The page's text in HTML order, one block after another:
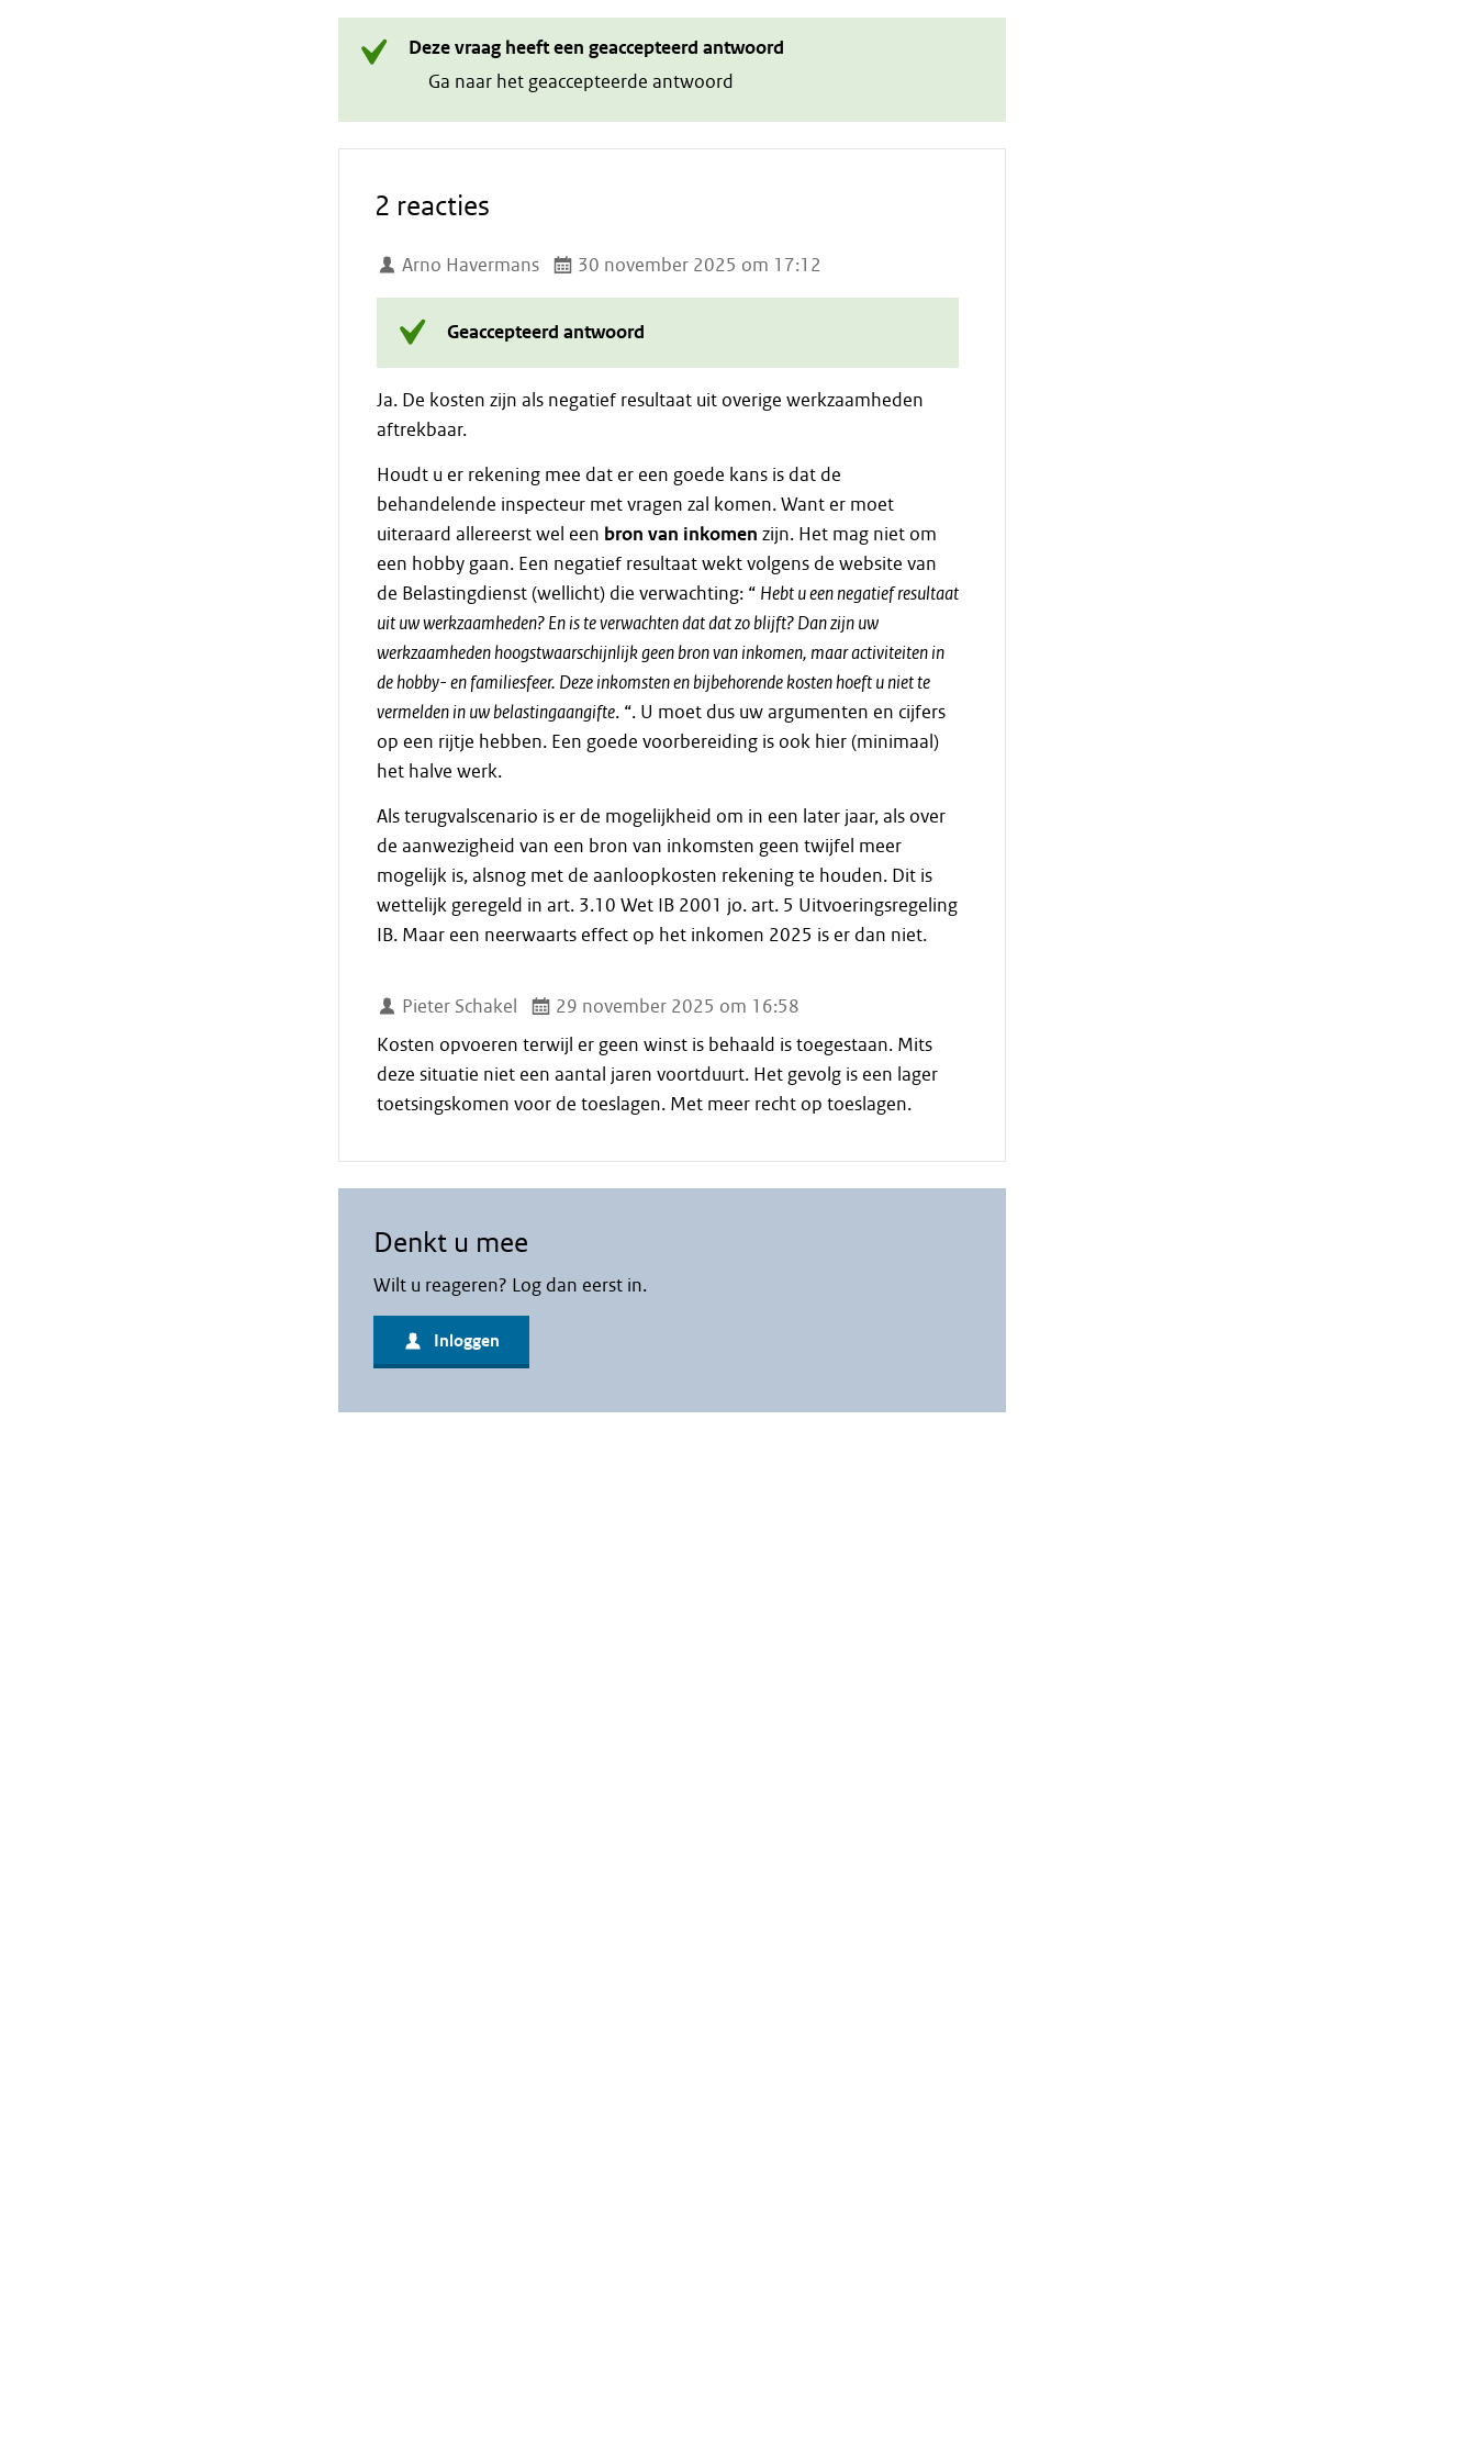
Deze vraag heeft een geaccepteerd antwoord
Ga naar het geaccepteerde antwoord
2 reacties
Arno Havermans 30 november 2025 om 17:12
Geaccepteerd antwoord
Ja. De kosten zijn als negatief resultaat uit overige werkzaamheden
aftrekbaar.
Houdt u er rekening mee dat er een goede kans is dat de
behandelende inspecteur met vragen zal komen. Want er moet
uiteraard allereerst wel een bron van inkomen zijn. Het mag niet om
een hobby gaan. Een negatief resultaat wekt volgens de website van
de Belastingdienst (wellicht) die verwachting: “ Hebt u een negatief resultaat
uit uw werkzaamheden? En is te verwachten dat dat zo blijft? Dan zijn uw
werkzaamheden hoogstwaarschijnlijk geen bron van inkomen, maar activiteiten in
de hobby- en familiesfeer. Deze inkomsten en bijbehorende kosten hoeft u niet te
vermelden in uw belastingaangifte. “. U moet dus uw argumenten en cijfers
op een rijtje hebben. Een goede voorbereiding is ook hier (minimaal)
het halve werk.
Als terugvalscenario is er de mogelijkheid om in een later jaar, als over
de aanwezigheid van een bron van inkomsten geen twijfel meer
mogelijk is, alsnog met de aanloopkosten rekening te houden. Dit is
wettelijk geregeld in art. 3.10 Wet IB 2001 jo. art. 5 Uitvoeringsregeling
IB. Maar een neerwaarts effect op het inkomen 2025 is er dan niet.
Pieter Schakel
29 november 2025 om 16:58
Kosten opvoeren terwijl er geen winst is behaald is toegestaan. Mits
deze situatie niet een aantal jaren voortduurt. Het gevolg is een lager
toetsingskomen voor de toeslagen. Met meer recht op toeslagen.
Denkt u mee
Wilt u reageren? Log dan eerst in.
Inloggen